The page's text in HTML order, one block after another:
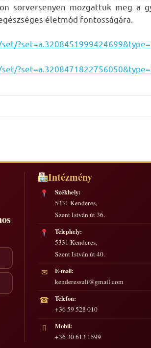
sorversenyen mozgattuk meg a
életmód fontosságára.
Intézmény
Székhely:
5331 Kenderes,
Szent István út 36.
Telephely:
5331 Kenderes,
Szent István út 40.
✉
E-mail:
kenderessuli@gmail.com
☎
Telefon:
+36 59 528 010
▯
Mobil:
+36 30 613 1599